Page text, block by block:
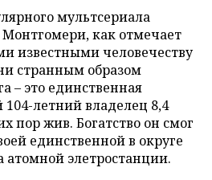
мультсериала
как отмечает
известными человечеству
странным образом
– это единственная
летний владелец 8,4
пор жив. Богатство он смог
единственной в округе
элетростанции.